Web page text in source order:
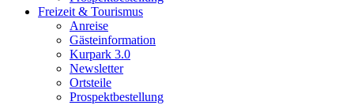
Freizeit & Tourismus
Anreise
Gästeinformation
Kurpark 3.0
Newsletter
Ortsteile
Prospektbestellung